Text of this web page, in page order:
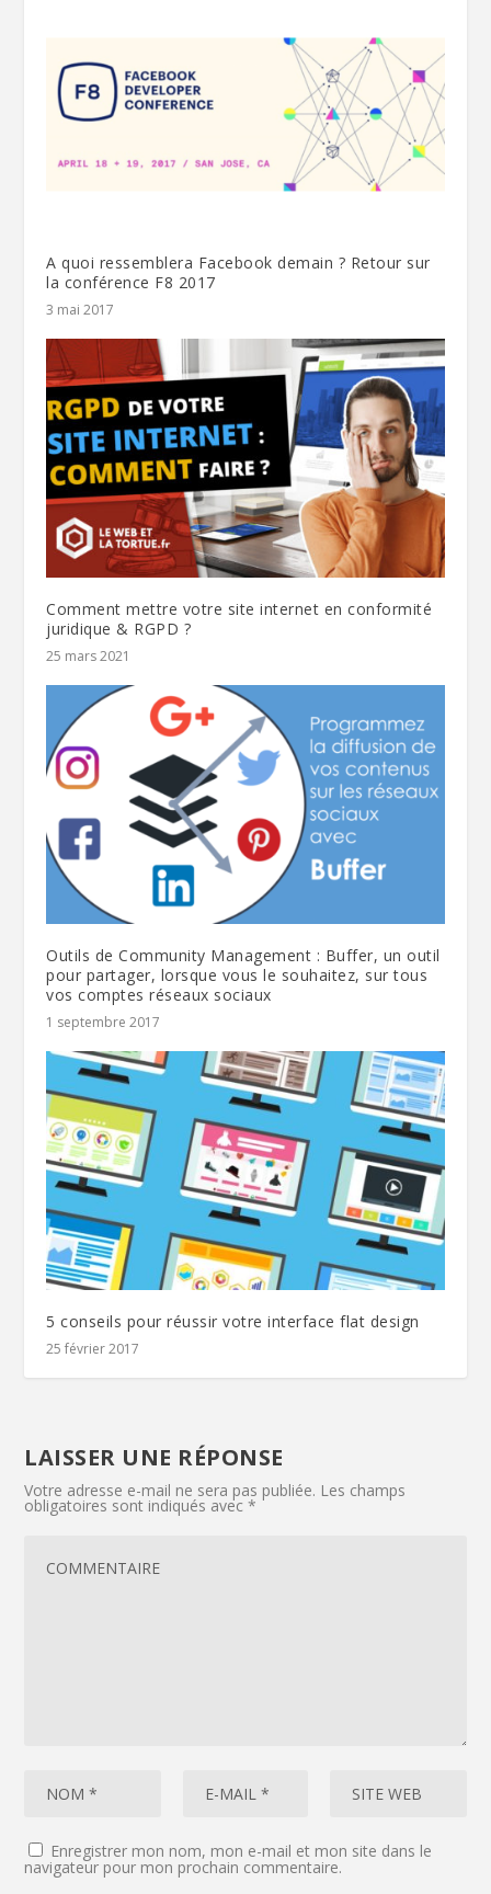
A quoi ressemblera Facebook demain ? Retour sur
la conférence F8 2017
3 mai 2017
Comment mettre votre site internet en conformité
juridique & RGPD ?
25 mars 2021
Outils de Community Management : Buffer, un outil
pour partager, lorsque vous le souhaitez, sur tous
vos comptes réseaux sociaux
1 septembre 2017
5 conseils pour réussir votre interface flat design
25 février 2017
LAISSER UNE RÉPONSE
Votre adresse e-mail ne sera pas publiée. Les champs
obligatoires sont indiqués avec*
Enregistrer mon nom, mon e-mail et mon site dans le
navigateur pour mon prochain commentaire.